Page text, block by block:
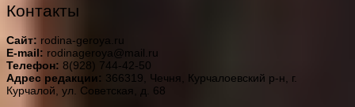
Контакты
Сайт: rodina-geroya.ru
E-mail: rodinageroya@mail.ru
Телефон: 8(928) 744-42-50
Адрес редакции: 366319, Чечня, Курчалоевский р-н, г.
Курчалой, ул. Советская, д. 68